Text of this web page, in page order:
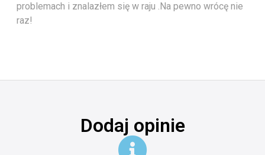
problemach i znalazłem się w raju .Na pewno wrócę nie
raz!
Dodaj opinie